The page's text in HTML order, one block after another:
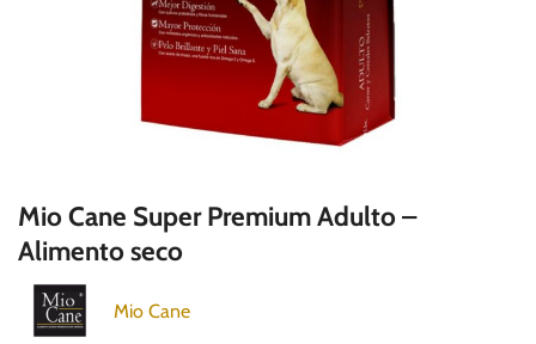
Mio Cane Super Premium Adulto –
Alimento seco
Mio Cane